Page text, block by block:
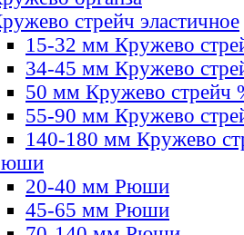
стрейч эластичное
15-32 мм Кружево
34-45 мм Кружево
50 мм Кружево стрейч
55-90 мм Кружево
140-180 мм Кружево
20-40 мм Рюши
45-65 мм Рюши